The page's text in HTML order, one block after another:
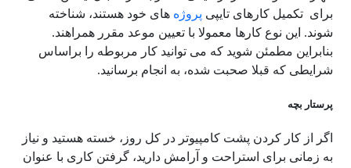
برای تکمیل کارهای تایپی پروژه های خود هستند، شناخته
شوند. این نوع کارها معمولا با تعیین موعد مقرر همراهند.
بنابراین مطمئن شوید که می توانید کار مربوطه را براساس
شرایطی که قبلا صحبت شده، به انجام برسانید.
پرستار بچه
اگر از کار کردن پشت کامپیوتر در کل روز، خسته هستید و نیاز
به زمانی برای استراحت و آرامش دارید، گرفتن کاری با عنوان